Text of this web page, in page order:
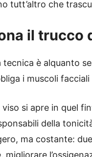
tutt’altro che
il trucco
tecnica è alquanto
i muscoli
si apre in quel
della
ma costante:
migliorare